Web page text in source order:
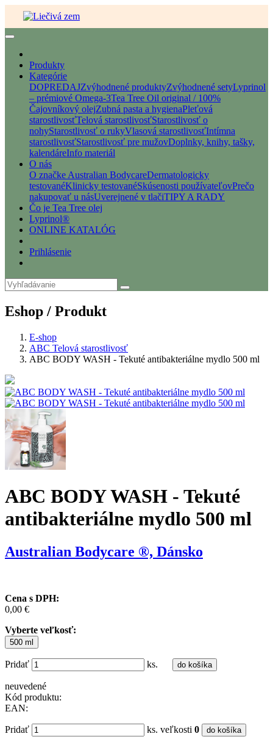
Produkty
Kategórie
DOPREDAJZvýhodnené produktyZvýhodnené setyLyprinol
– prémiové Omega-3Tea Tree Oil original / 100%
Čajovníkový olejZubná pasta a hygienaPleťová
starostlivosťTelová starostlivosťStarostlivosť o
nohyStarostlivosť o rukyVlasová starostlivosťIntímna
starostlivosťStarostlivosť pre mužovDoplnky, knihy, tašky,
kalendáreInfo materiál
O nás
O značke Australian BodycareDermatologicky
testovanéKlinicky testovanéSkúsenosti používateľovPrečo
nakupovať u násUverejnené v tlačiTIPY A RADY
Čo je Tea Tree olej
Lyprinol®
ONLINE KATALÓG
Prihlásenie
Eshop / Produkt
E-shop
ABC Telová starostlivosť
ABC BODY WASH - Tekuté antibakteriálne mydlo 500 ml
ABC BODY WASH - Tekuté
antibakteriálne mydlo 500 ml
Australian Bodycare ®, Dánsko
Cena s DPH:
0,00 €
Vyberte veľkosť:
500 ml
Pridať ks. do košíka
neuvedené
Kód produktu:
EAN:
Pridať ks. veľkosti 0 do košíka